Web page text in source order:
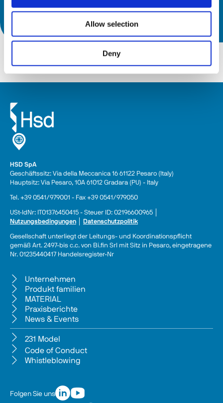
Allow selection
Deny
HSD SpA
Geschäftssitz: Via della Meccanica 16 61122 Pesaro (Italy)
Hauptsitz: Via Pesaro, 10A 61012 Gradara (PU) - Italy
Tel. +39 0541/979001 - Fax +39 0541/979050
USt-IdNr: IT01376450415 - Steuer ID: 02196600965 │
Nutzungsbedingungen
Datenschutzpolitik
Gesellschaft unterliegt der Leitungs- und Koordinationspflicht
gemäß Art. 2497-bis c.c. von Bi.fin Srl mit Sitz in Pesaro, eingetragene
Nr. 01235440417 Handelsregister-Nr
Unternehmen
Produkt familien
MATERIAL
Praxisberichte
News & Events
231 Model
Code of Conduct
Whistleblowing
Folgen Sie uns